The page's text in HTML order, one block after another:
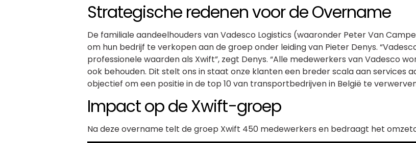
Strategische redenen voor de Overname
De familiale aandeelhouders van Vadesco Logistics (waaronder Peter Van
om hun bedrijf te verkopen aan de groep onder leiding van Pieter Denys.
professionele waarden als Xwift”, zegt Denys. “Alle medewerkers van Vadesco
ook behouden. Dit stelt ons in staat onze klanten een breder scala aan services
objectief om een positie in de top 10 van transportbedrijven in België te
Impact op de Xwift-groep
Na deze overname telt de groep Xwift 450 medewerkers en bedraagt het